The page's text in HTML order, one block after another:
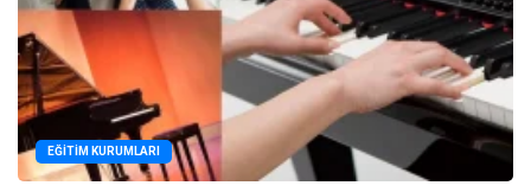
EĞITIM KURUMLARI